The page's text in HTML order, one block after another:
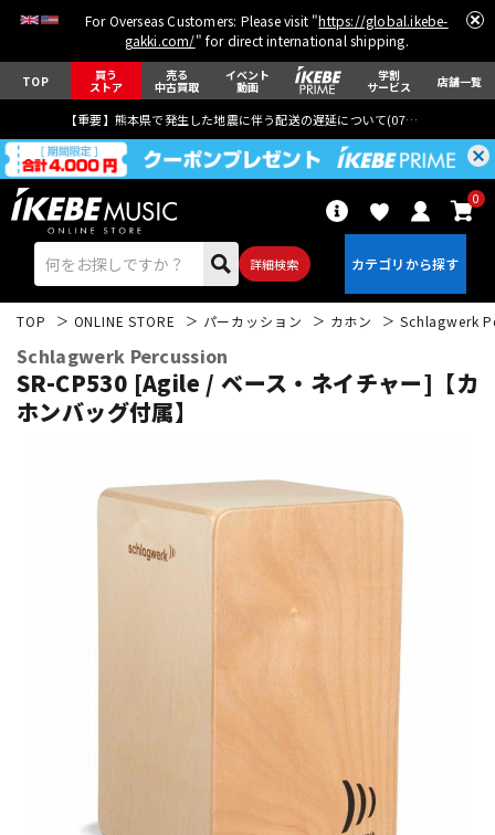
For Overseas Customers: Please visit "https://global.ikebe-
gakki.com/" for direct international shipping.
TOP 買う
ストア
売る
中古買取
イベント
動画
学割
サービス 店舗一覧
【重要】熊本県で発生した地震に伴う配送の遅延について(07月29日
詳細検索
0
TOP ONLINE STORE パーカッション カホン Schlagwerk
Schlagwerk Percussion
SR-CP530 [Agile / ベース・ネイチャー]【カ
ホンバッグ付属】